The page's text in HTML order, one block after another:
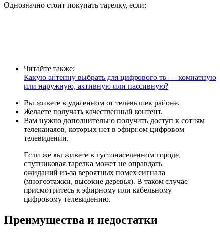
Однозначно стоит покупать тарелку, если:
Читайте также:
Какую антенну выбрать для цифрового тв — комнатную
или наружную, активную или пассивную?
Вы живете в удаленном от телевышек районе.
Желаете получать качественный контент.
Вам нужно дополнительно получить доступ к сотням
телеканалов, которых нет в эфирном цифровом
телевидении.
Если же вы живете в густонаселенном городе,
спутниковая тарелка может не оправдать
ожиданий из-за вероятных помех сигнала
(многоэтажки, высокие деревья). В таком случае
присмотритесь к эфирному или кабельному
цифровому телевидению.
Преимущества и недостатки